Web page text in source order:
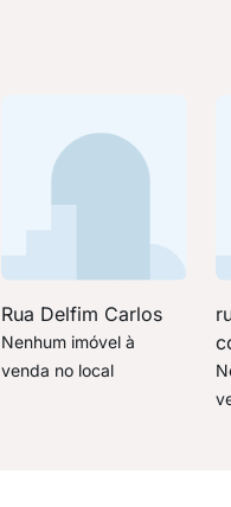
Rua Delfim Carlos
Nenhum imóvel à
venda no local